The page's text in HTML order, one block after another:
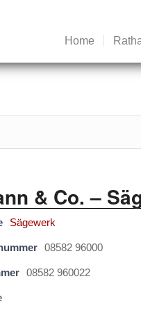
Home
& Co. –
Sägewerk
08582 96000
08582 960022